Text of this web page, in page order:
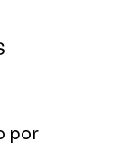
por